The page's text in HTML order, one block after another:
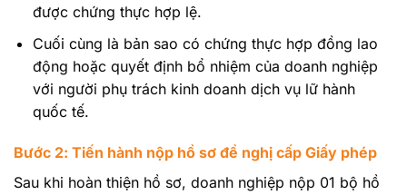
được chứng thực hợp lệ.
Cuối cùng là bản sao có chứng thực hợp đồng lao
động hoặc quyết định bổ nhiệm của doanh nghiệp
với người phụ trách kinh doanh dịch vụ lữ hành
quốc tế.
Bước 2: Tiến hành nộp hồ sơ đề nghị cấp Giấy phép
Sau khi hoàn thiện hồ sơ, doanh nghiệp nộp 01 bộ hồ